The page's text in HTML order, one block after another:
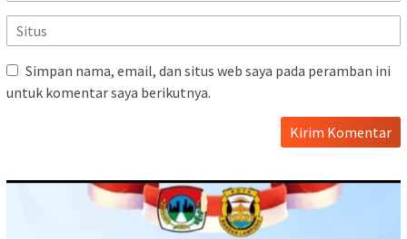
Simpan nama, email, dan situs web saya pada peramban ini
untuk komentar saya berikutnya.